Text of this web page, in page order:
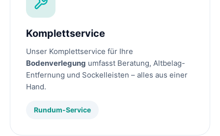
Komplettservice
Unser Komplettservice für Ihre
Bodenverlegung umfasst Beratung, Altbelag-
Entfernung und Sockelleisten – alles aus einer
Hand.
Rundum-Service